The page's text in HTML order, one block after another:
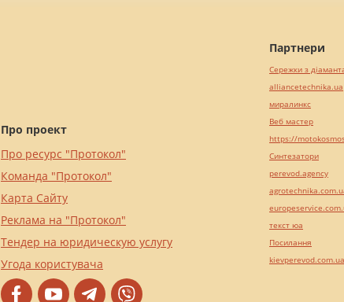
Про проект
Про ресурс "Протокол"
Команда "Протокол"
Карта Сайту
Реклама на "Протокол"
Тендер на юридическую услугу
Угода користувача
Партнери
Сережки з
alliancetechnika.ua
миралинкс
Веб мастер
https://
Синтезатори
perevod.agency
текст юа
Посилання
kievperevod.com.ua